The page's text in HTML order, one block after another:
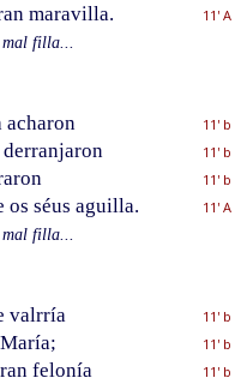
maravilla.
11' A
mal filla...
acharon
11' b
derranjaron
11' b
11' b
os séus aguilla.
11' A
mal filla...
valrría
11' b
11' b
felonía
11' b